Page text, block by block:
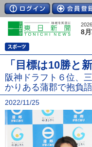
8
「目標は10勝と
阪神ドラフト６位、
かりある蒲郡で抱負
2022/11/25